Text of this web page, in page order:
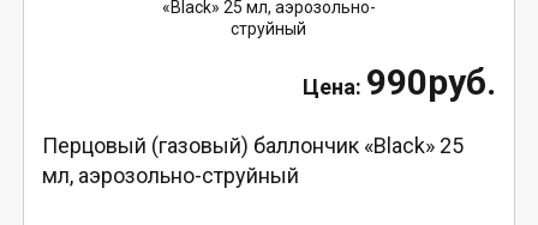
990руб.
Перцовый (газовый) баллончик «Black» 25
мл, аэрозольно-струйный